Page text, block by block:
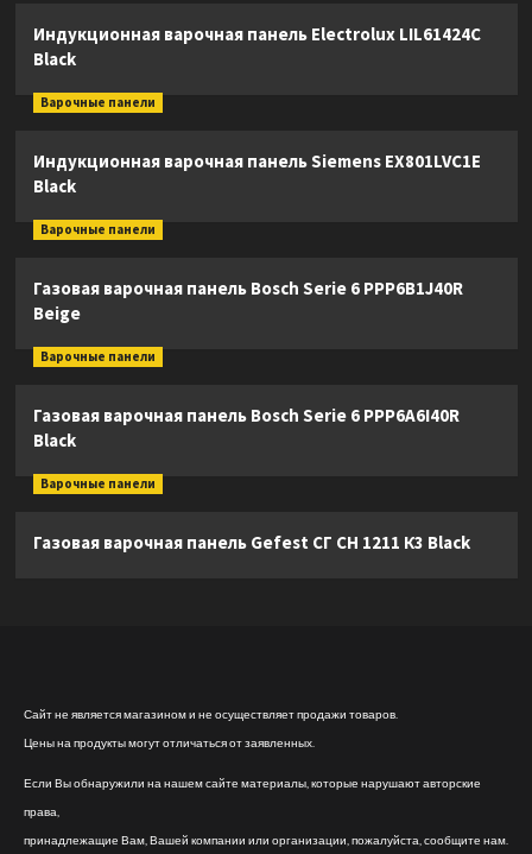
Индукционная варочная панель Electrolux LIL61424C
Black
Варочные панели
Индукционная варочная панель Siemens EX801LVC1E
Black
Варочные панели
Газовая варочная панель Bosch Serie 6 PPP6B1J40R
Beige
Варочные панели
Газовая варочная панель Bosch Serie 6 PPP6A6I40R
Black
Варочные панели
Газовая варочная панель Gefest СГ СН 1211 К3 Black
Сайт не является магазином и не осуществляет продажи товаров.
Цены на продукты могут отличаться от заявленных.
Если Вы обнаружили на нашем сайте материалы, которые нарушают авторские
права,
принадлежащие Вам, Вашей компании или организации, пожалуйста, сообщите нам.